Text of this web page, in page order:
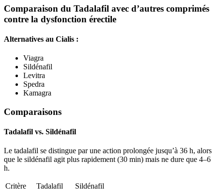
Comparaison du Tadalafil avec d’autres comprimés
contre la dysfonction érectile
Alternatives au Cialis :
Viagra
Sildénafil
Levitra
Spedra
Kamagra
Comparaisons
Tadalafil vs. Sildénafil
Le tadalafil se distingue par une action prolongée jusqu’à 36 h, alors
que le sildénafil agit plus rapidement (30 min) mais ne dure que 4–6
h.
Critère Tadalafil
Sildénafil